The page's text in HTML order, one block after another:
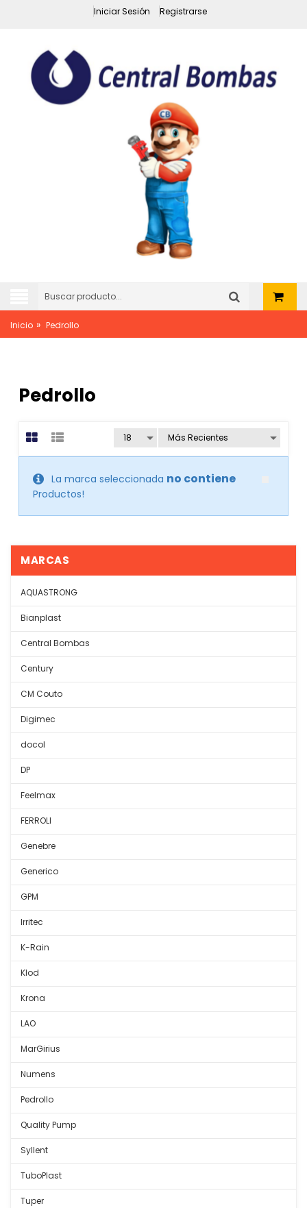
Iniciar Sesión Registrarse
Inicio » Pedrollo
Pedrollo
La marca seleccionada no contiene
Productos!
MARCAS
AQUASTRONG
Bianplast
Central Bombas
Century
CM Couto
Digimec
docol
DP
Feelmax
FERROLI
Genebre
Generico
GPM
Irritec
K-Rain
Klod
Krona
LAO
MarGirius
Numens
Pedrollo
Quality Pump
Syllent
TuboPlast
Tuper